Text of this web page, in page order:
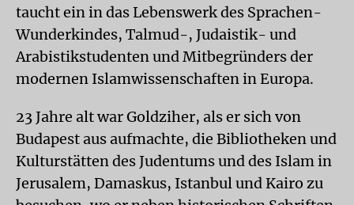
taucht ein in das Lebenswerk des Sprachen-
Wunderkindes, Talmud-, Judaistik- und
Arabistikstudenten und Mitbegründers der
modernen Islamwissenschaften in Europa.
23 Jahre alt war Goldziher, als er sich von
Budapest aus aufmachte, die Bibliotheken und
Kulturstätten des Judentums und des Islam in
Jerusalem, Damaskus, Istanbul und Kairo zu